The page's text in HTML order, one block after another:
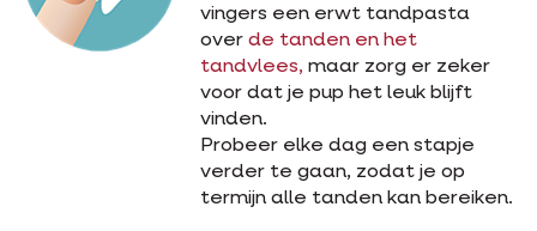
vingers een erwt tandpasta
over de tanden en het
tandvlees, maar zorg er zeker
voor dat je pup het leuk blijft
vinden.
Probeer elke dag een stapje
verder te gaan, zodat je op
termijn alle tanden kan bereiken.